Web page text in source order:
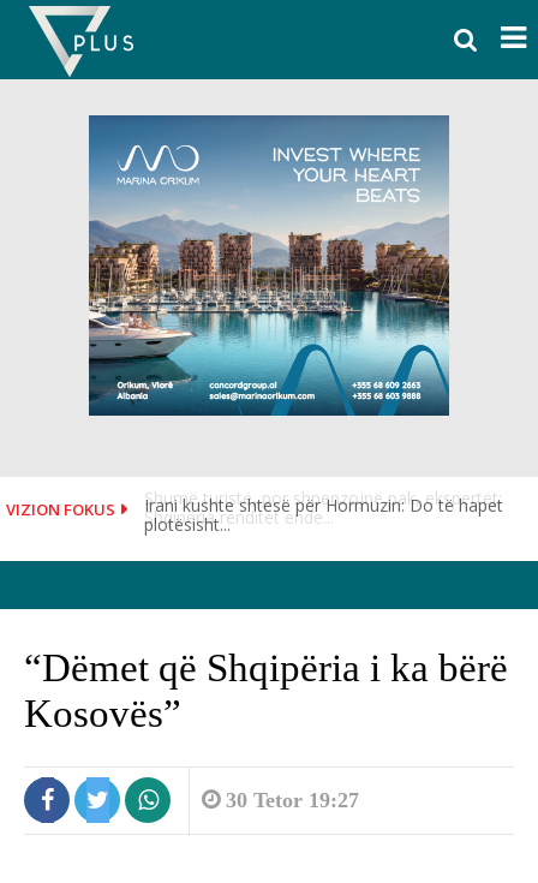
Skip
content
VIZION FOKUS
Irani kushte shtesë për Hormuzin: Do të hapet
plotësisht...
“Dëmet që Shqipëria i ka bërë
Kosovës”
30 Tetor 19:27